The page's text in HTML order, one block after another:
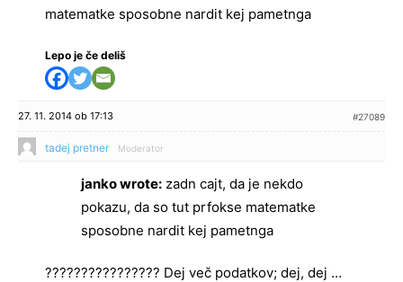
matematke sposobne nardit kej pametnga
Lepo je če deliš
27. 11. 2014 ob 17:13 #27089
tadej pretner Moderator
janko wrote: zadn cajt, da je nekdo
pokazu, da so tut prfokse matematke
sposobne nardit kej pametnga
???????????????? Dej več podatkov; dej, dej …